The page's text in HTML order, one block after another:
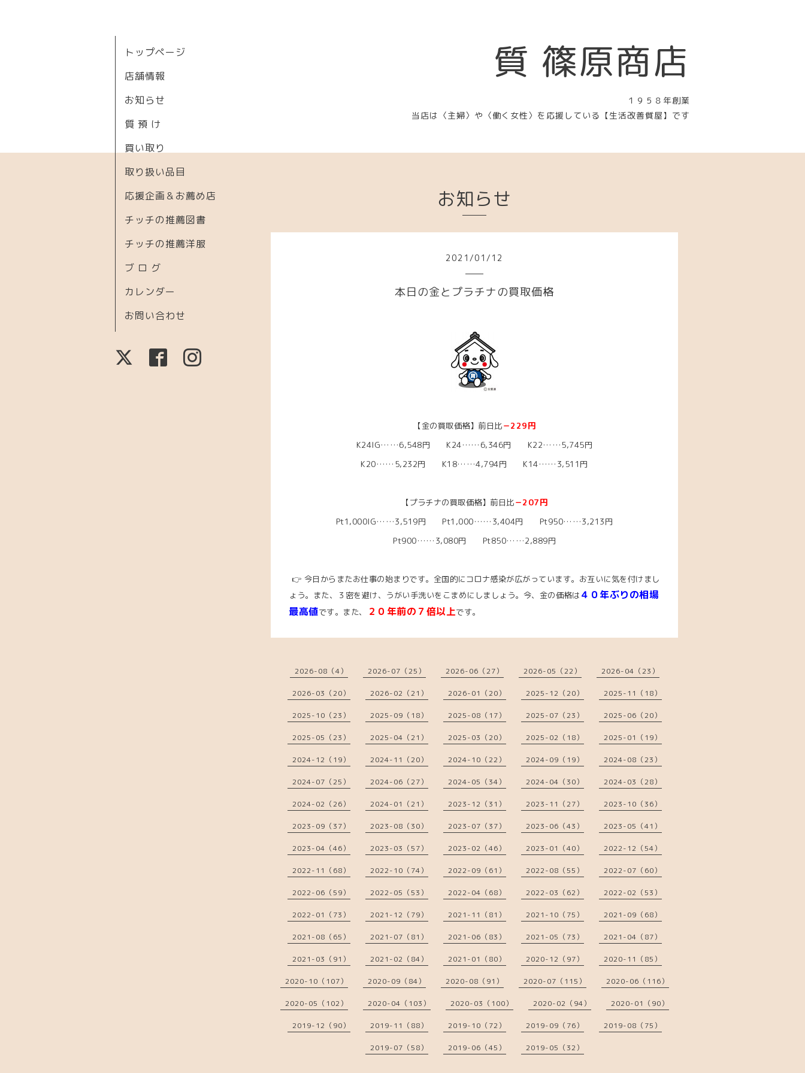
質 篠原商店
１９５８年創業
当店は〈主婦〉や〈働く女性〉を応援している【生活改善質屋】です
トップページ
店舗情報
お知らせ
質 預 け
買い取り
取り扱い品目
応援企画＆お薦め店
チッチの推薦図書
チッチの推薦洋服
ブ ロ グ
カレンダー
お問い合わせ
お知らせ
2021 /01 / 12
本日の金とプラチナの買取価格
【金の買取価格】前日比－229円
K24IG……6,548円 K24……6,346円 K22……5,745円
K20……5,232円 K18……4,794円 K14……3,511円
【プラチナの買取価格】前日比－207円
Pt1,000IG……3,519円 Pt1,000……3,404円 Pt950……3,213円
Pt900……3,080円 Pt850……2,889円
👉 今日からまたお仕事の始まりです。全国的にコロナ感染が広がっています。お互いに気を付けまし
ょう。また、
３密を避け、うがい手洗いをこまめにしましょう。 今、金の価格は ４０年ぶりの相場
最高値です。また、 ２０年前の７倍以上です。
2026-08（4） 2026-07（25） 2026-06（27） 2026-05（22） 2026-04（23）
2026-03（20） 2026-02（21） 2026-01（20） 2025-12（20） 2025-11（18）
2025-10（23） 2025-09（18） 2025-08（17） 2025-07（23） 2025-06（20）
2025-05（23） 2025-04（21） 2025-03（20） 2025-02（18） 2025-01（19）
2024-12（19） 2024-11（20） 2024-10（22） 2024-09（19） 2024-08（23）
2024-07（25） 2024-06（27） 2024-05（34） 2024-04（30） 2024-03（28）
2024-02（26） 2024-01（21） 2023-12（31） 2023-11（27） 2023-10（36）
2023-09（37） 2023-08（30） 2023-07（37） 2023-06（43） 2023-05（41）
2023-04（46） 2023-03（57） 2023-02（46） 2023-01（40） 2022-12（54）
2022-11（68） 2022-10（74） 2022-09（61） 2022-08（55） 2022-07（60）
2022-06（59） 2022-05（53） 2022-04（68） 2022-03（62） 2022-02（53）
2022-01（73） 2021-12（79） 2021-11（81） 2021-10（75） 2021-09（68）
2021-08（65） 2021-07（81） 2021-06（83） 2021-05（73） 2021-04（87）
2021-03（91） 2021-02（84） 2021-01（80） 2020-12（97） 2020-11（85）
2020-10（107） 2020-09（84） 2020-08（91） 2020-07（115） 2020-06（116）
2020-05（102） 2020-04（103） 2020-03（100） 2020-02（94） 2020-01（90）
2019-12（90） 2019-11（88） 2019-10（72） 2019-09（76） 2019-08（75）
2019-07（58） 2019-06（45） 2019-05（32）